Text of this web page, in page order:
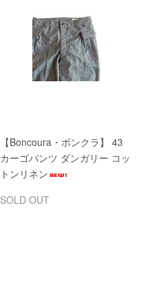
【Boncoura・ボンクラ】 43
カーゴパンツ ダンガリー コッ
トンリネン
SOLD OUT